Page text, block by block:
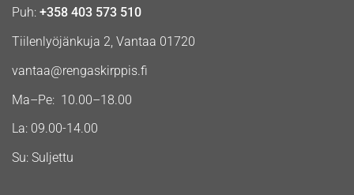
Puh: +358 403 573 510
Tiilenlyöjänkuja 2, Vantaa 01720
vantaa@rengaskirppis.fi
Ma–Pe: 10.00–18.00
La: 09.00-14.00
Su: Suljettu